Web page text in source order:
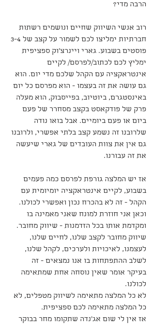
הרבה מדי?
רוב אנשי השיווק שחיים ונושמים רשתות
פוסטים בשבוע. גארי ויינרצ'וק ספציפית
ימליץ לכם לכתוב/לפרסם/ לקיים
אינטראקציה עם הקהל שלכם מדי יום. הוא
גם עושה את זה בעצמו - הוא מפרסם כל יום
באינסטגרם, ביוטיוב, בפייסבוק, הוא מעלה
פרק של פודקאסט בקצב מסחרר של פעם
ביום או פעם ביומיים. אבל בואו נודה
שלרובנו זה נשמע קצב בלתי אפשרי, ולרובנו
גם אין את צוות העובדים של גארי שיעשה
את זה עבורנו.
אז יש המלצה גורפת לפרסם כמה פעמים
בשבוע, לקיים אינטראקציה יומיומית עם
הקהל - זה לא בהכרח נכון ואפשרי לכולנו.
וכאן אני חוזרת למונח שאני מאמינה בו
ומקדמת אותו בכל הזדמנות - שיווק מחובר.
שיווק מחובר לקצב שלנו, לחיים שלנו,
לעצמנו, לאיכויות ולערכים, לקהל שלנו,
לשלב ההתפתחות בו אנו נמצאים - זה
בעיקר אומר שאין נוסחה אחת שמתאימה
לכולנו.
לא כל המלצה מתאימה לשיווק מטפלים, לא
כל המלצה מתאימה לכם ספציפית.
אז אין לי שום אג'נדה שתקומו מחר בבוקר